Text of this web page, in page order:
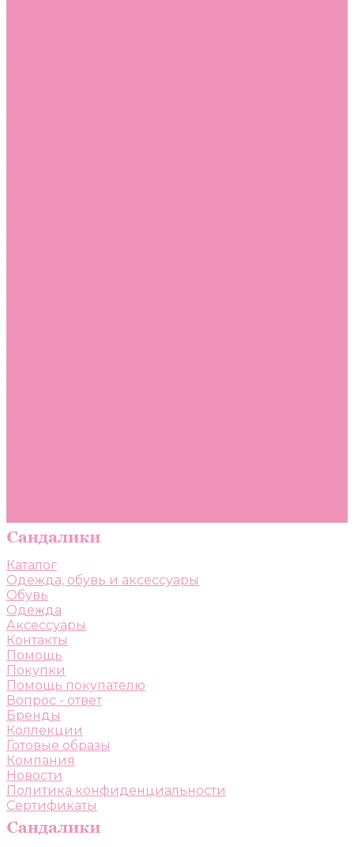
Каталог
Одежда, обувь и аксессуары
Обувь
Одежда
Аксессуары
Контакты
Помощь
Покупки
Помощь покупателю
Вопрос - ответ
Бренды
Коллекции
Готовые образы
Компания
Новости
Политика конфиденциальности
Сертификаты